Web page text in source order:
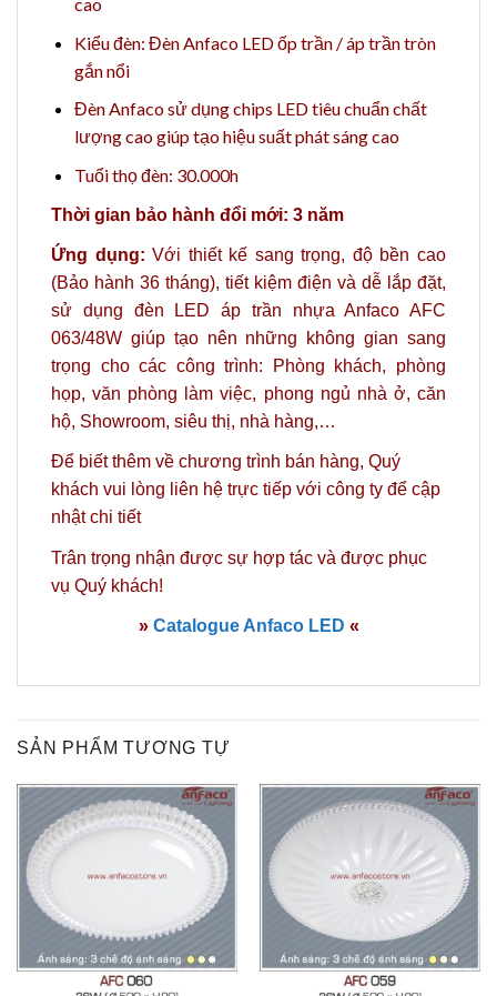
Kiểu đèn: Đèn Anfaco LED ốp trần / áp trần tròn
gắn nổi
Đèn Anfaco sử dụng chips LED tiêu chuẩn chất
lượng cao giúp tạo hiệu suất phát sáng cao
Tuổi thọ đèn: 30.000h
Thời gian bảo hành đổi mới: 3 năm
Ứng dụng:Với thiết kế sang trọng, độ bền cao
(Bảo hành 36 tháng), tiết kiệm điện và dễ lắp đặt,
sử dụng đèn LED áp trần nhựa Anfaco AFC
063/48W giúp tạo nên những không gian sang
trọng chocác công trình: Phòng khách, phòng
họp, văn phòng làm việc, phong ngủ nhà ở, căn
hộ, Showroom, siêu thị, nhà hàng,…
Để biết thêm về chương trình bán hàng, Quý
khách vui lòng liên hệ trực tiếp với công ty để cập
nhật chi tiết
Trân trọng nhận được sự hợp tác và được phục
vụ Quý khách!
» Catalogue Anfaco LED «
SẢN PHẨM TƯƠNG TỰ